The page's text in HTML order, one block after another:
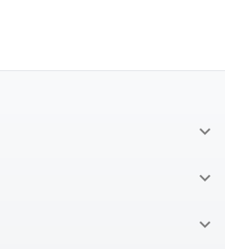


